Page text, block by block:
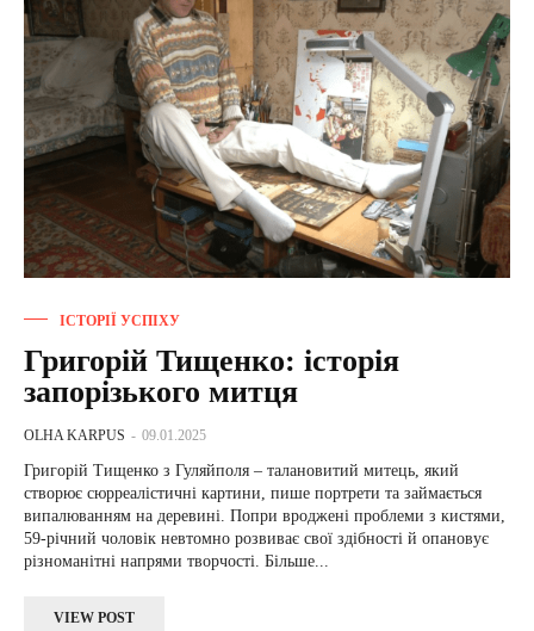
ІСТОРІЇ УСПІХУ
Григорій Тищенко: історія
запорізького митця
OLHA KARPUS - 09.01.2025
Григорій Тищенко з Гуляйполя – талановитий митець, який
створює сюрреалістичні картини, пише портрети та займається
випалюванням на деревині. Попри вроджені проблеми з кистями,
59-річний чоловік невтомно розвиває свої здібності й опановує
різноманітні напрями творчості. Більше...
VIEW POST